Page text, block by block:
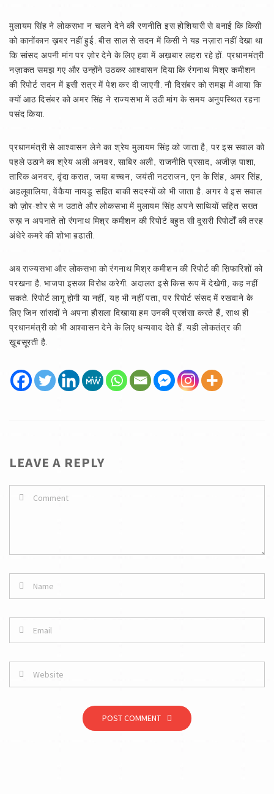
मुलायम सिंह ने लोकसभा न चलने देने की रणनीति इस होशियारी से बनाई कि किसी
को कानोंकान ख़बर नहीं हुई. बीस साल से सदन में किसी ने यह नज़ारा नहीं देखा था
कि सांसद अपनी मांग पर ज़ोर देने के लिए हवा में अख़बार लहरा रहे हों. प्रधानमंत्री
नज़ाकत समझ गए और उन्होंने उठकर आश्वासन दिया कि रंगनाथ मिश्र कमीशन
की रिपोर्ट सदन में इसी सत्र में पेश कर दी जाएगी. नौ दिसंबर को समझ में आया कि
क्यों आठ दिसंबर को अमर सिंह ने राज्यसभा में उठी मांग के समय अनुपस्थित रहना
पसंद किया.
प्रधानमंत्री से आश्वासन लेने का श्रेय मुलायम सिंह को जाता है, पर इस सवाल को
पहले उठाने का श्रेय अली अनवर, साबिर अली, राजनीति प्रसाद, अजीज़ पाशा,
तारिक अनवर, वृंदा करात, जया बच्चन, जयंती नटराजन, एन के सिंह, अमर सिंह,
अहलूवालिया, वेंकैया नायडू सहित बाकी सदस्यों को भी जाता है. अगर वे इस सवाल
को ज़ोर-शोर से न उठाते और लोकसभा में मुलायम सिंह अपने साथियों सहित सख्त
रुख़ न अपनाते तो रंगनाथ मिश्र कमीशन की रिपोर्ट बहुत सी दूसरी रिपोर्टों की तरह
अंधेरे कमरे की शोभा ब़ढाती.
अब राज्यसभा और लोकसभा को रंगनाथ मिश्र कमीशन की रिपोर्ट की स़िफारिशों को
परखना है. भाजपा इसका विरोध करेगी. अदालत इसे किस रूप में देखेगी, कह नहीं
सकते. रिपोर्ट लागू होगी या नहीं, यह भी नहीं पता, पर रिपोर्ट संसद में रखवाने के
लिए जिन सांसदों ने अपना हौसला दिखाया हम उनकी प्रशंसा करते हैं, साथ ही
प्रधानमंत्री को भी आश्वासन देने के लिए धन्यवाद देते हैं. यही लोकतंत्र की
ख़ूबसूरती है.
LEAVE A REPLY
POST COMMENT